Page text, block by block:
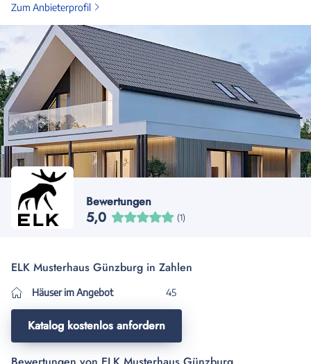
Zum Anbieterprofil
Bewertungen
5,0 (1)
ELK Musterhaus Günzburg in Zahlen
Häuser im Angebot 45
Katalog kostenlos anfordern